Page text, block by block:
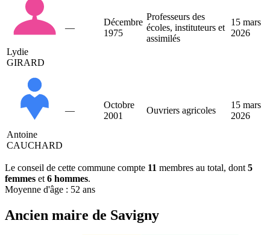
Lydie
GIRARD
—
Décembre
1975
Professeurs des
écoles, instituteurs et
assimilés
15 mars
2026
Antoine
CAUCHARD
—
Octobre
2001
Ouvriers agricoles
15 mars
2026
Le conseil de cette commune compte 11 membres au total, dont 5
femmes et 6 hommes.
Moyenne d'âge : 52 ans
Ancien maire de Savigny